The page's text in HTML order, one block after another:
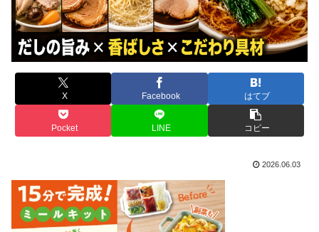
X Facebook はてブ
Pocket LINE コピー
2026.06.03